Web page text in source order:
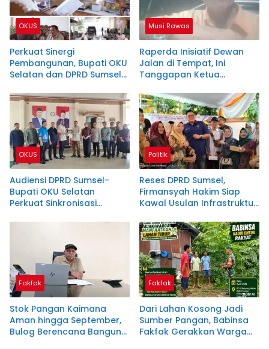
OKUS
Perkuat Sinergi
Pembangunan, Bupati OKU
Selatan dan DPRD Sumsel
Wujudkan Program
Prioritas
Musi Rawas
Raperda Inisiatif Dewan
Jalan di Tempat, Ini
Tanggapan Ketua
OKUS
Audiensi DPRD Sumsel-
Bupati OKU Selatan
Perkuat Sinkronisasi
Daerah
Politik
Reses DPRD Sumsel,
Firmansyah Hakim Siap
Kawal Usulan Infrastruktur
Ulu I
Fakfak
Stok Pangan Kaimana
Aman hingga September,
Bulog Berencana Bangun
Fakfak
Dari Lahan Kosong Jadi
Sumber Pangan, Babinsa
Fakfak Gerakkan Warga